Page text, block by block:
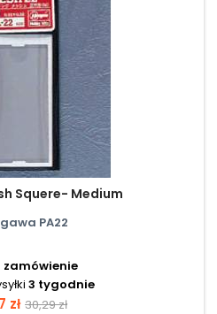
Squere- Medium
PA22
zamówienie
3 tygodnie
zł Cena
30,29 zł